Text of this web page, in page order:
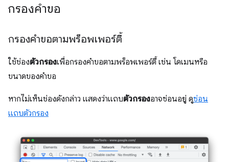
กรองคำขอ
กรองคำขอตามพร็อพเพอร์ตี้
ใช้ช่องตัวกรองเพื่อกรองคำขอตามพร็อพเพอร์ตี้ เช่น โดเมนหรือ
ขนาดของคำขอ
หากไม่เห็นช่องดังกล่าว แสดงว่าแถบตัวกรองอาจซ่อนอยู่ ดูซ่อน
แถบตัวกรอง